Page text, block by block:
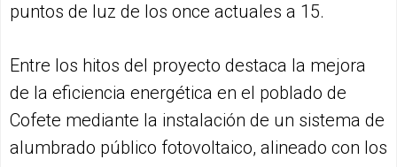
puntos de luz de los once actuales a 15.
Entre los hitos del proyecto destaca la mejora
de la eficiencia energética en el poblado de
Cofete mediante la instalación de un sistema de
alumbrado público fotovoltaico, alineado con los